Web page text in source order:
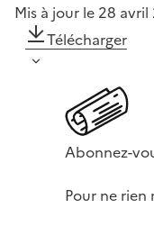
Mis à jour le 28 avril
Télécharger
Abonnez-
Pour ne